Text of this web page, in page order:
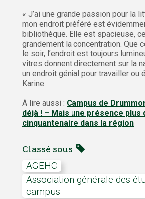
« J’ai une grande passion pour la
mon endroit préféré est
bibliothèque. Elle est spacieuse,
grandement la concentration. Que
le soir, l’endroit est toujours
vitres donnent directement sur la
un endroit génial pour travailler ou
Karine.
À lire aussi : Campus de
déjà ! – Mais une présence plus
cinquantenaire dans la région
Classé sous
AGEHC
Association générale des étudiants hors
campus